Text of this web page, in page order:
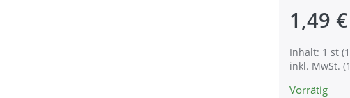
1,49 €
Inhalt: 1 st
inkl. MwSt.
Vorrätig